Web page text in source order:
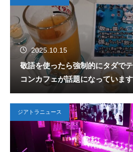
2025.10.15
敬語を使ったら強制的にタダで
コンカフェが話題になっています
ジアトラニュース